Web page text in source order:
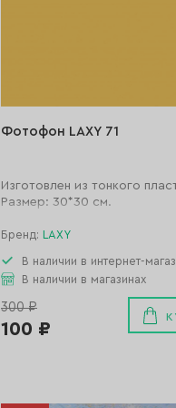
Фотофон LAXY 71
Изготовлен из тонкого
Размер: 30*30 см.
Бренд: LAXY
В наличии в интернет-
В наличии в магазинах
300 ₽
100 ₽